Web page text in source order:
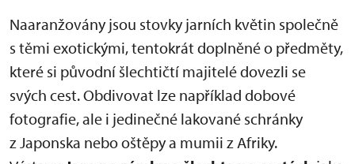
Naaranžovány jsou stovky jarních květin společně
s těmi exotickými, tentokrát doplněné o předměty,
které si původní šlechtičtí majitelé dovezli se
svých cest. Obdivovat lze například dobové
fotografie, ale i jedinečné lakované schránky
z Japonska nebo oštěpy a mumii z Afriky.